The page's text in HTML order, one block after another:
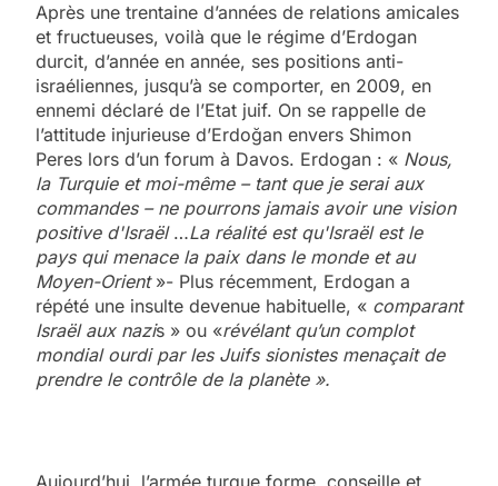
Après une trentaine d’années de relations amicales
et fructueuses, voilà que le régime d’Erdogan
durcit, d’année en année, ses positions anti-
israéliennes, jusqu’à se comporter, en 2009, en
ennemi déclaré de l’Etat juif. On se rappelle de
l’attitude injurieuse d’Erdoğan envers Shimon
Peres lors d’un forum à Davos. Erdogan : « Nous,
la Turquie et moi-même – tant que je serai aux
commandes – ne pourrons jamais avoir une vision
positive d'Israël…La réalité est qu'Israël est le
pays qui menace la paix dans le monde et au
Moyen-Orient»- Plus récemment, Erdogan a
répété une insulte devenue habituelle, « comparant
Israël aux nazis » ou «révélant qu’un complot
mondial ourdi par les Juifs sionistes menaçait de
prendre le contrôle de la planète ».